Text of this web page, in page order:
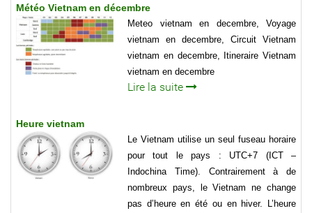
Météo Vietnam en décembre
Meteo vietnam en decembre, Voyage
vietnam en decembre, Circuit Vietnam
vietnam en decembre, Itineraire Vietnam
vietnam en decembre
Lire la suite
Heure vietnam
Le Vietnam utilise un seul fuseau horaire
pour tout le pays : UTC+7 (ICT –
Indochina Time). Contrairement à de
nombreux pays, le Vietnam ne change
pas d’heure en été ou en hiver. L’heure